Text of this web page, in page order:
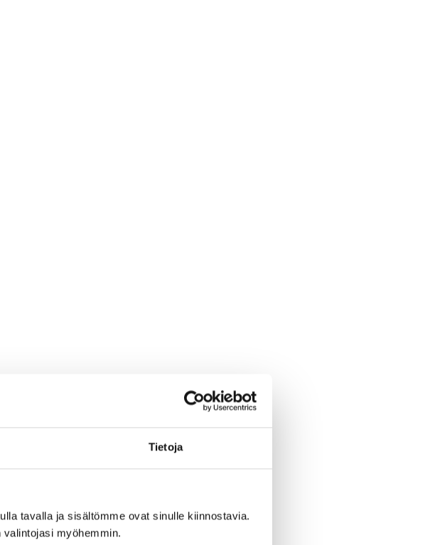
Tietoja
tavalla ja sisältömme ovat sinulle kiinnostavia.
myöhemmin.